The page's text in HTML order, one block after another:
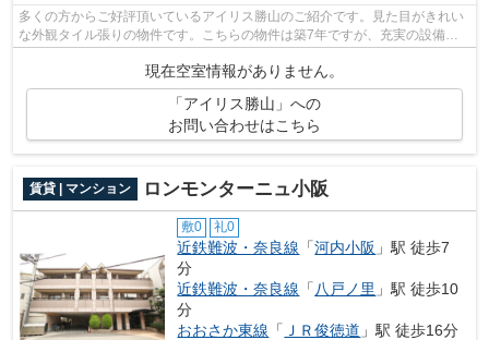
多くの方からご好評頂いているアイリス勝山のご紹介です。見た目がきれい
な外観タイル張りの物件です。こちらの物件は築7年ですが、充実の設備が
現在空室情報がありません。
「アイリス勝山」への
お問い合わせはこちら
賃貸 | マンション ロンモンターニュ小阪
敷0 礼0
近鉄難波・奈良線 「河内小阪 」駅 徒歩7
分
近鉄難波・奈良線 「 八戸ノ里 」駅 徒歩10
分
おおさか東線 「 ＪＲ俊徳道 」駅 徒歩16分